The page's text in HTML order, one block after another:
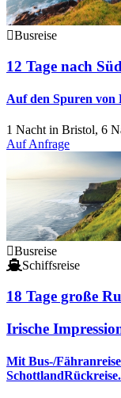
Busreise
12 Tage nach
Auf den Spuren von
1 Nacht in Bristol, 6
Auf Anfrage
Busreise
Schiffsreise
18 Tage große
Irische
Mit Bus-/